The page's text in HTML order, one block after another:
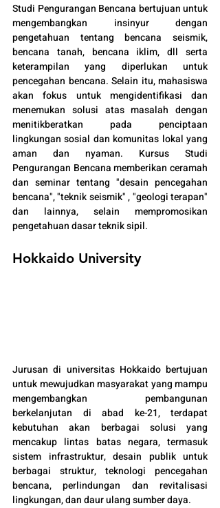
Studi Pengurangan Bencana bertujuan untuk
mengembangkan insinyur dengan
pengetahuan tentang bencana seismik,
bencana tanah, bencana iklim, dll serta
keterampilan yang diperlukan untuk
pencegahan bencana. Selain itu, mahasiswa
akan fokus untuk mengidentifikasi dan
menemukan solusi atas masalah dengan
menitikberatkan pada penciptaan
lingkungan sosial dan komunitas lokal yang
aman dan nyaman. Kursus Studi
Pengurangan Bencana memberikan ceramah
dan seminar tentang "desain pencegahan
bencana", "teknik seismik" , "geologi terapan"
dan lainnya, selain mempromosikan
pengetahuan dasar teknik sipil.
Hokkaido University
Jurusan di universitas Hokkaido bertujuan
untuk mewujudkan masyarakat yang mampu
mengembangkan pembangunan
berkelanjutan di abad ke-21, terdapat
kebutuhan akan berbagai solusi yang
mencakup lintas batas negara, termasuk
sistem infrastruktur, desain publik untuk
berbagai struktur, teknologi pencegahan
bencana, perlindungan dan revitalisasi
lingkungan, dan daur ulang sumber daya.